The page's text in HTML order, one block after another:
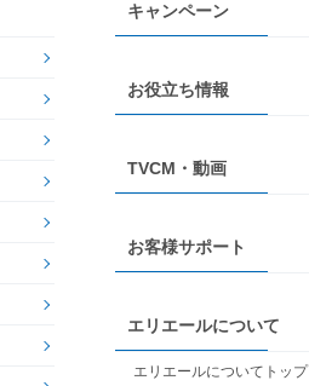
キャンペーン
お役立ち情報
TVCM・動画
お客様サポート
エリエールについて
エリエールについてトップ